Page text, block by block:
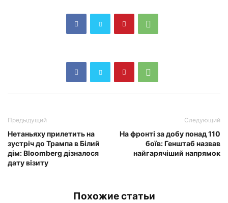
Предыдущий
Нетаньяху прилетить на
зустріч до Трампа в Білий
дім: Bloomberg дізналося
дату візиту
Следующий
На фронті за добу понад 110
боїв: Генштаб назвав
найгарячіший напрямок
Похожие статьи